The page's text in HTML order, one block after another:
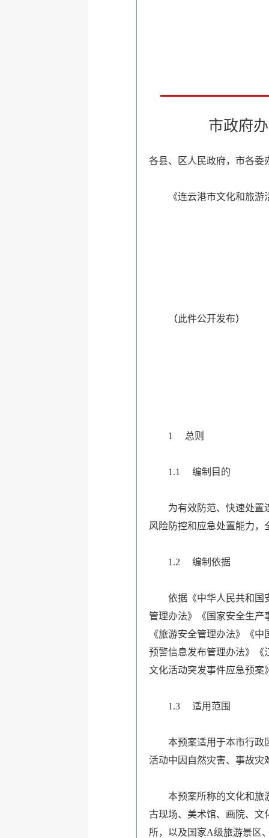
市政府
各县、区人民政府，市各委
《连云港市文化和旅
（此件公开发布）
1 总则
1.1 编制目的
为有效防范、快速处置
风险防控和应急处置能力，
1.2 编制依据
依据《中华人民共和国
管理办法》《国家安全生产
《旅游安全管理办法》《
预警信息发布管理办法》《
文化活动突发事件应急预案
1.3适用范围
本预案适用于本市行政
活动中因自然灾害、事故灾
本预案所称的文化和旅
古现场、美术馆、画院、文
所，以及国家A级旅游景区